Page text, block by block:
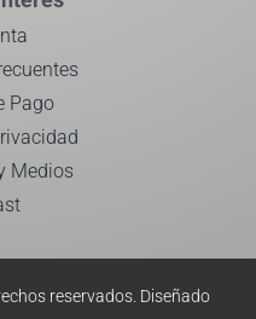
Pago
Medios
reservados. Diseñado